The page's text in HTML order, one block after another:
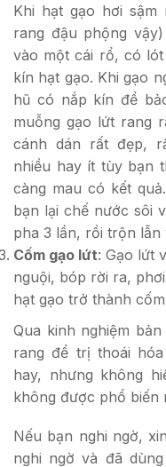
Khi hạt gạo hơi
rang đậu phộng
vào một cái rổ, có lót
kín hạt gạo. Khi gạo
hũ có nắp kín để
muỗng gạo lứt rang
cánh dán rất đẹp,
nhiều hay ít tùy bạn
càng mau có kết
bạn lại chế nước sôi
pha 3 lần, rồi trộn lẫn
Cốm gạo lứt: Gạo lứt
nguội, bóp rời ra,
hạt gạo trở thành
Qua kinh nghiệm
rang để trị thoái
hay, nhưng không
không được phổ biến
Nếu bạn nghi ngờ,
nghi ngờ và đã